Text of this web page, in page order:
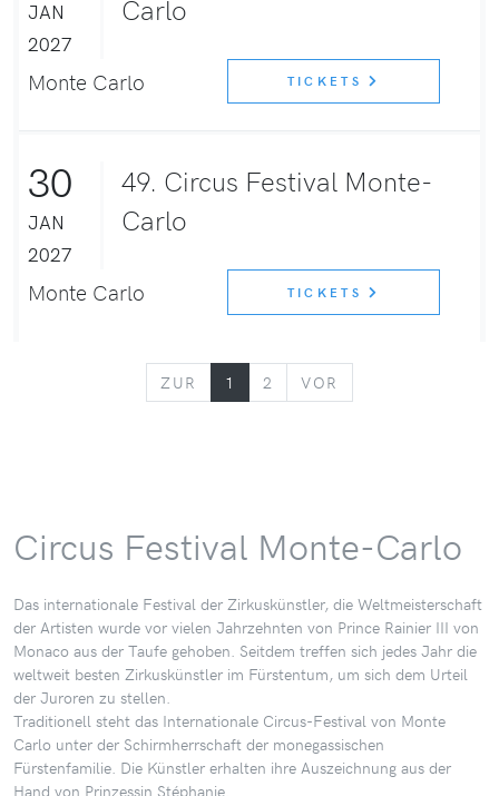
JAN
2027
Carlo
Monte Carlo TICKETS
30
JAN
2027
49. Circus Festival Monte-
Carlo
Monte Carlo TICKETS
ZUR ZURÜCK
1 2 VOR
Circus Festival Monte-Carlo
Das internationale Festival der Zirkuskünstler, die Weltmeisterschaft
der Artisten wurde vor vielen Jahrzehnten von Prince Rainier III von
Monaco aus der Taufe gehoben. Seitdem treffen sich jedes Jahr die
weltweit besten Zirkuskünstler im Fürstentum, um sich dem Urteil
der Juroren zu stellen.
Traditionell steht das Internationale Circus-Festival von Monte
Carlo unter der Schirmherrschaft der monegassischen
Fürstenfamilie. Die Künstler erhalten ihre Auszeichnung aus der
Hand von Prinzessin Stéphanie.